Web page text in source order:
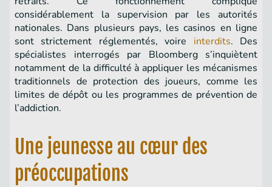
considérablement la supervision par les autorités
nationales. Dans plusieurs pays, les casinos en ligne
sont strictement réglementés, voire interdits. Des
spécialistes interrogés par Bloomberg s’inquiètent
notamment de la difficulté à appliquer les mécanismes
traditionnels de protection des joueurs, comme les
limites de dépôt ou les programmes de prévention de
l’addiction.
Une jeunesse au cœur des
préoccupations